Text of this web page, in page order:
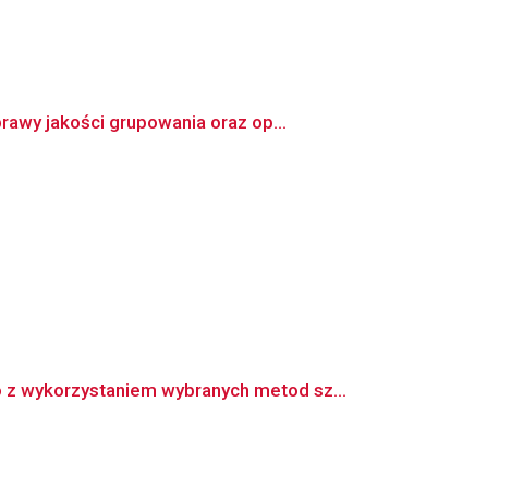
jakości grupowania oraz op...
wykorzystaniem wybranych metod sz...